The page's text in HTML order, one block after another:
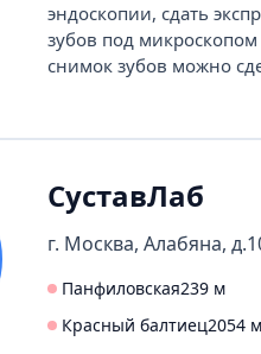
эндоскопии, сдать
зубов под микроскопом
снимок зубов можно
СуставЛаб
г. Москва, Алабяна,
Панфиловская239 м
Красный балтиец2054 м